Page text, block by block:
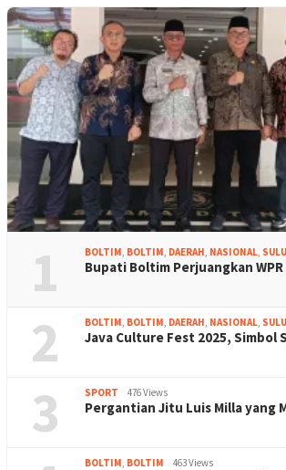
1 BOLTIM, BOLTIM, DAERAH, NASIONAL,
Bupati Boltim Perjuangkan
2 BOLTIM, BOLTIM, DAERAH, NASIONAL,
Java Culture Fest 2025, Simbol
3 SPORT 476 Views
Pergantian Jitu Luis Milla yang
BOLTIM, BOLTIM 463 Views